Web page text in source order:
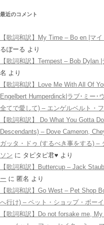
最近のコメント
【歌詞和訳】My Time – Bo en |マ
るぼーる より
【歌詞和訳】Tempest – Bob Dylan
名 より
【歌詞和訳】Love Me With All Of
Engelbert Humperdinck|ラブ･ミー･
全てで愛して) – エンゲルベルト・
【歌詞和訳】 Do What You Gotta
Descendants) – Dove Cameron,
ガッタ・ドゥ (するべき事をする) –
ソン に タピタピ君♥️ より
【歌詞和訳】Buttercup – Jack
ー に 匿名 より
【歌詞和訳】Go West – Pet Shop
へ行け) – ペット・ショップ・ボー
【歌詞和訳】Do not forsake me,